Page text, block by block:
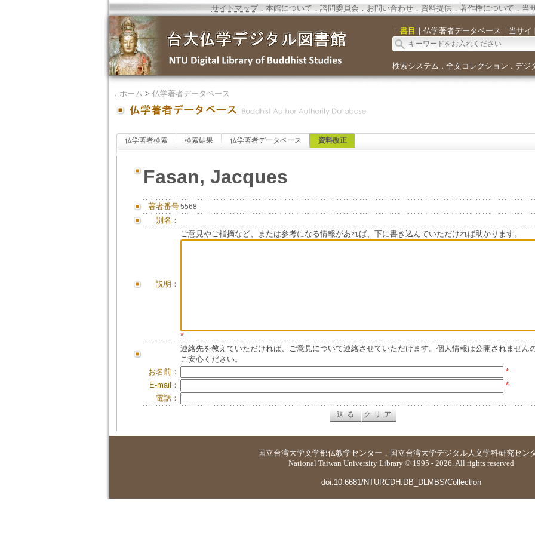
サイトマップ．本館について．諮問委員会． お問い合わせ． 資料提供．著作権について．当
｜ 書目 ｜ 仏学著者データベース ｜ 当サイ
検索システム ． 全文コレクション ． デジ
． ホーム > 仏学著者データベース
仏学著者検索 検索結果 仏学著者データベース 資料改正
Fasan, Jacques
著者番号5568
別名：
説明：
ご意見やご指摘など、または参考になる情報があれば、下に書き込んでいただければ助かります。
*
連絡先を教えていただければ、ご意見について連絡させていただけます。個人情報は公開されません
ご安心ください。
お名前：
*
E-mail：
*
電話：
国立台湾大学文学部仏教学センター ． 国立台湾大学デジタル人文学科研究セン
National Taiwan University Library © 1995 - 2026. All rights reserved
doi:10.6681/NTURCDH.DB_DLMBS/Collection